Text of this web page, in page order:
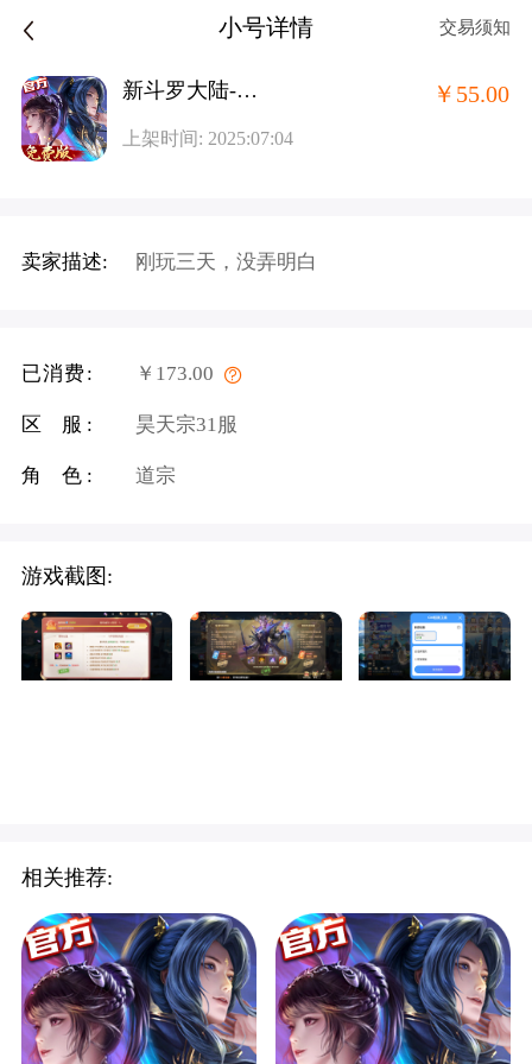
小号详情 交易须知
新斗罗大陆-免费版
上架时间: 2025:07:04
￥55.00
卖家描述: 刚玩三天，没弄明白
已消费: ￥173.00
区 服: 昊天宗31服
角 色: 道宗
游戏截图:
相关推荐: